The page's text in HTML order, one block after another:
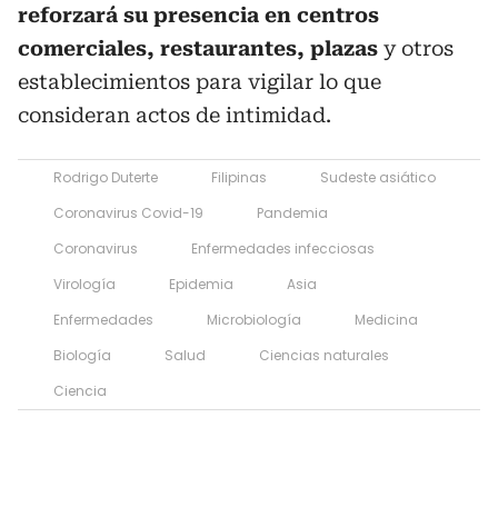
reforzará su presencia en centros
comerciales, restaurantes, plazas y otros
establecimientos para vigilar lo que
consideran actos de intimidad.
Rodrigo Duterte Filipinas
Sudeste asiático
Coronavirus Covid-19
Pandemia
Coronavirus
Enfermedades infecciosas
Virología
Epidemia
Asia
Enfermedades
Microbiología
Medicina
Biología
Salud
Ciencias naturales
Ciencia